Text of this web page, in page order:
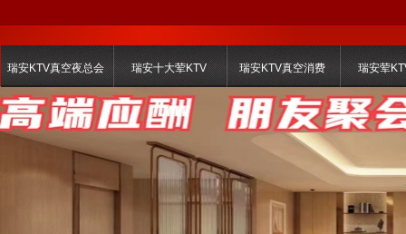
瑞安KTV真空夜总会 瑞安十大荤KTV 瑞安KTV真空消费 瑞安荤